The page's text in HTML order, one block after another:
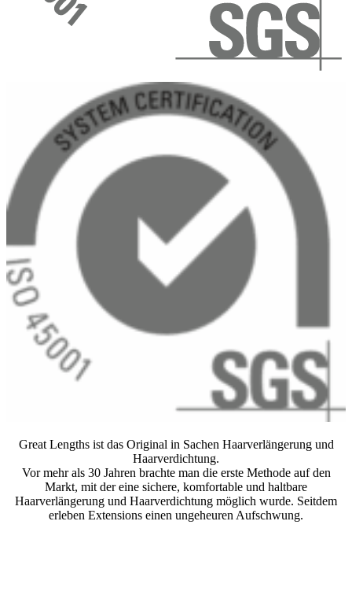
Great Lengths ist das Original in Sachen Haarverlängerung und
Haarverdichtung.
Vor mehr als 30 Jahren brachte man die erste Methode auf den
Markt, mit der eine sichere, komfortable und haltbare
Haarverlängerung und Haarverdichtung möglich wurde. Seitdem
erleben Extensions einen ungeheuren Aufschwung.